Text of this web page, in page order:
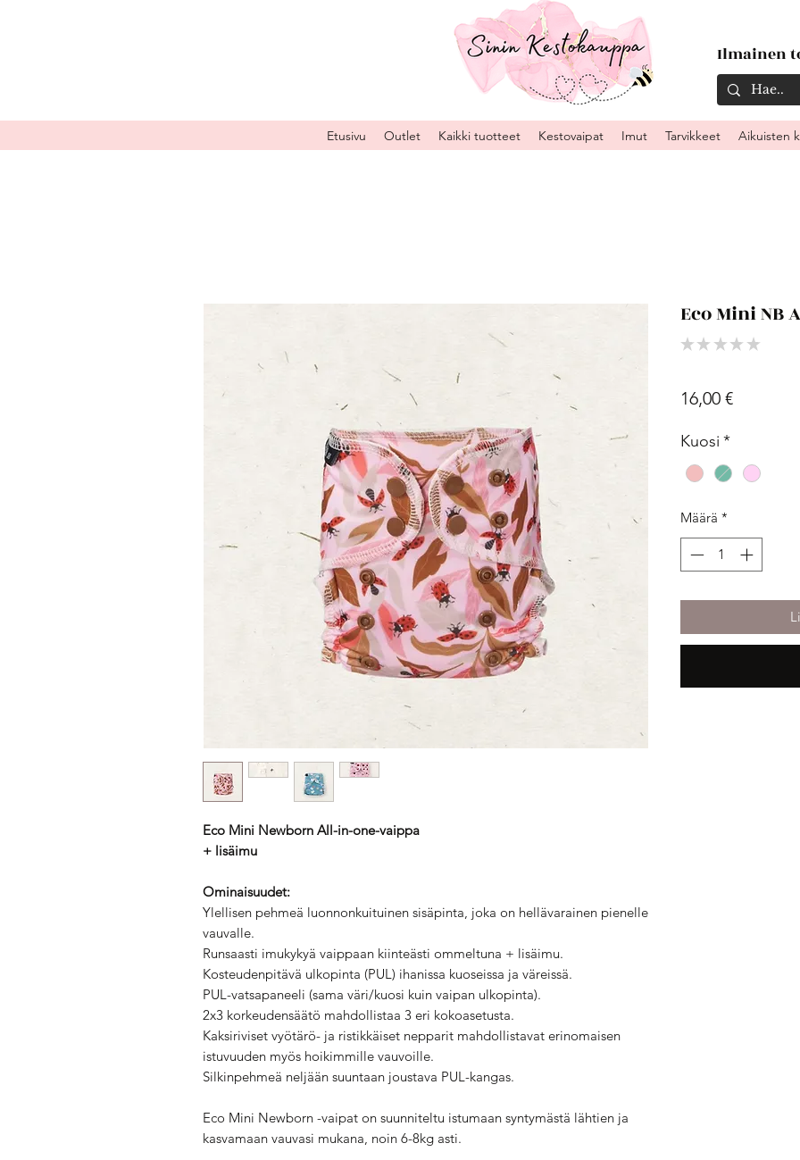
Ilmainen
Etusivu Outlet Kaikki tuotteet Kestovaipat Imut Tarvikkeet Aikuisten
Eco Mini Newborn All-in-one-vaippa
+ lisäimu
Ominaisuudet:
Ylellisen pehmeä luonnonkuituinen sisäpinta, joka on hellävarainen pienelle
vauvalle.
Runsaasti imukykyä vaippaan kiinteästi ommeltuna + lisäimu.
Kosteudenpitävä ulkopinta (PUL) ihanissa kuoseissa ja väreissä.
PUL-vatsapaneeli (sama väri/kuosi kuin vaipan ulkopinta).
2x3 korkeudensäätö mahdollistaa 3 eri kokoasetusta.
Kaksiriviset vyötärö- ja ristikkäiset nepparit mahdollistavat erinomaisen
istuvuuden myös hoikimmille vauvoille.
Silkinpehmeä neljään suuntaan joustava PUL-kangas.
Eco Mini Newborn -vaipat on suunniteltu istumaan syntymästä lähtien ja
kasvamaan vauvasi mukana, noin 6-8kg asti.
Eco Mini NB
★ ★ ★ ★ ★
16,00 €Hinta
Kuosi *
Määrä *